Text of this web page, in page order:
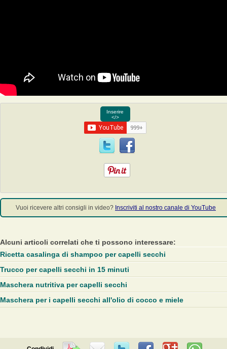
Inserire
</>
Vuoi ricevere altri consigli in video? Inscriviti al nostro canale di YouTube
Alcuni articoli correlati che ti possono interessare:
Ricetta casalinga di shampoo per capelli secchi
Trucco per capelli secchi in 15 minuti
Maschera nutritiva per capelli secchi
Maschera per i capelli secchi all'olio di cocco e miele